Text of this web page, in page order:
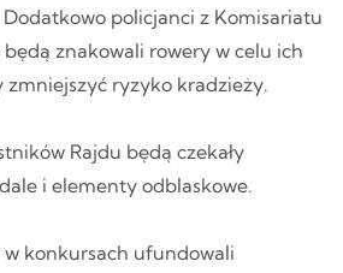
policjanci z Komisariatu
będą znakowali rowery w celu ich
zmniejszyć ryzyko kradzieży.
Rajdu będą czekały
i elementy odblaskowe.
konkursach ufundowali